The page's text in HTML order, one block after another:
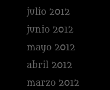
julio 2012
junio 2012
mayo 2012
abril 2012
marzo 2012